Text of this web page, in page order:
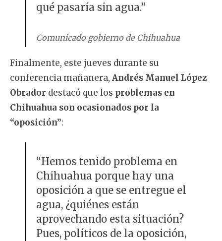
qué pasaría sin agua.”
Comunicado gobierno de Chihuahua
Finalmente, este jueves durante su
conferencia mañanera, Andrés Manuel López
Obrador destacó que los problemas en
Chihuahua son ocasionados por la
“oposición”:
“Hemos tenido problema en
Chihuahua porque hay una
oposición a que se entregue el
agua, ¿quiénes están
aprovechando esta situación?
Pues, políticos de la oposición,